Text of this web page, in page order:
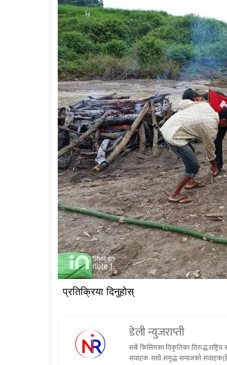
प्रतिक्रिया दिनुहोस्
डेली न्युजराप्ती
सबै किसिमका विकृतिका
संवाहक साथै समृद्ध समाजको